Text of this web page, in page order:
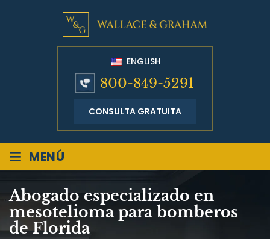
ENGLISH
800-849-5291
CONSULTA GRATUITA
≡ MENÚ
Abogado especializado en
mesotelioma para bomberos
de Florida